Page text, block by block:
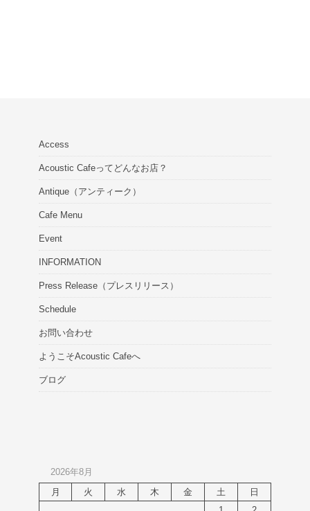
Access
Acoustic Cafeってどんなお店？
Antique（アンティーク）
Cafe Menu
Event
INFORMATION
Press Release（プレスリリース）
Schedule
お問い合わせ
ようこそAcoustic Cafeへ
ブログ
2026年8月
月
火 水 木 金 土
日